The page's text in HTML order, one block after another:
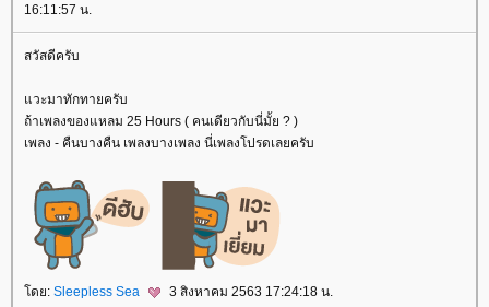
16:11:57 น.
สวัสดีครับ
วะมาทักทายครับ
ถ้าเพลงของแหลม 25 Hours ( คนเดียวกับนี่มั้ย ? )
เพลง - คืนบางคืน เพลงบางเพลง นี่เพลงโปรดเลยครับ
ดย: Sleepless Sea 3 สิงหาคม 2563 17:24:18 น.